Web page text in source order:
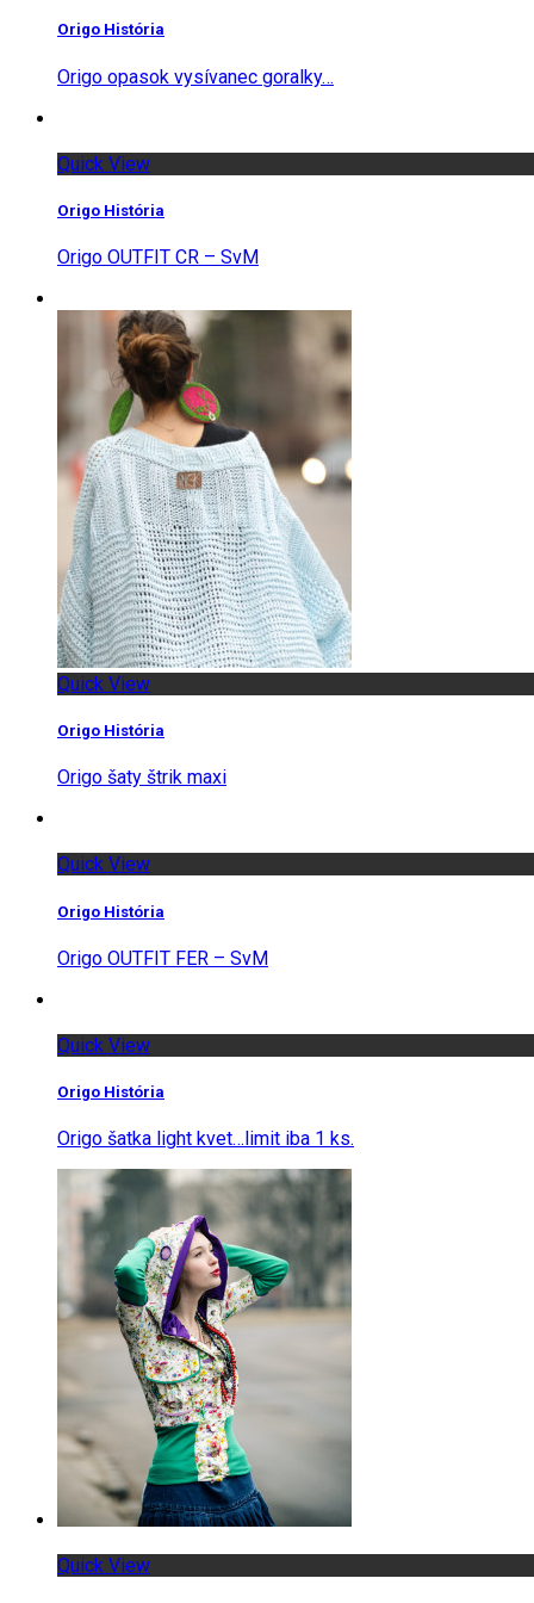
Origo História
Origo opasok vysívanec goralky…
Quick View
Origo História
Origo OUTFIT CR – SvM
Quick View
Origo História
Origo šaty štrik maxi
Quick View
Origo História
Origo OUTFIT FER – SvM
Quick View
Origo História
Origo šatka light kvet…limit iba 1 ks.
Quick View